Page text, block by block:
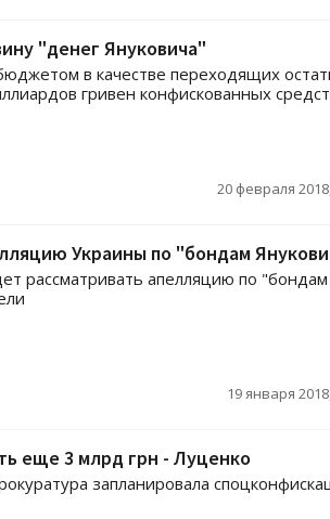
"денег Януковича"
в качестве переходящих
гривен конфискованных
20 февраля
Украины по "бондам
рассматривать апелляцию по "бондам
19 января
еще 3 млрд грн - Луценко
запланировала